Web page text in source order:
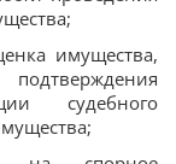
имущества,
судебного